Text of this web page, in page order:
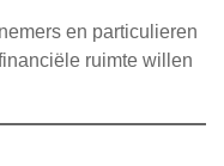
en particulieren
ruimte willen